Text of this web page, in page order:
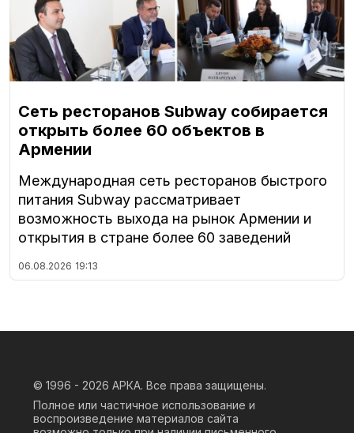
Сеть ресторанов Subway собирается
открыть более 60 объектов в
Армении
Международная сеть ресторанов быстрого
питания Subway рассматривает
возможность выхода на рынок Армении и
открытия в стране более 60 заведений
06.08.2026 19:13
© 1996 - 2026 АРКА. Все права защищены.
Полное или частичное использование и
воспроизведение материалов сайта